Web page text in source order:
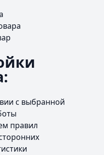
с выбранной
правил